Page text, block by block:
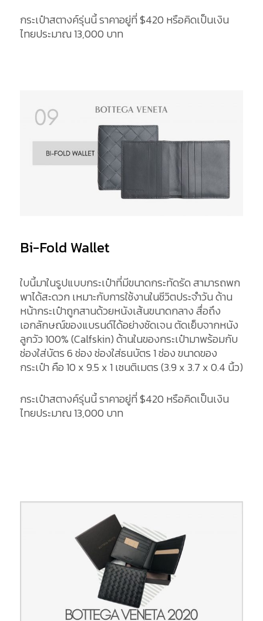
กระเป๋าสตางค์รุ่นนี้ ราคาอยู่ที่ $420 หรือคิดเป็นเงิน
ไทยประมาณ 13,000 บาท
Bi-Fold Wallet
ใบนี้มาในรูปแบบกระเป๋าที่มีขนาดกระทัดรัด สามารถพก
พาได้สะดวก เหมาะกับการใช้งานในชีวิตประจำวัน ด้าน
หน้ากระเป๋าถูกสานด้วยหนังเส้นขนาดกลาง สื่อถึง
เอกลักษณ์ของแบรนด์ได้อย่างชัดเจน ตัดเย็บจากหนัง
ลูกวัว 100% (Calfskin) ด้านในของกระเป๋ามาพร้อมกับ
ช่องใส่บัตร 6 ช่อง ช่องใส่ธนบัตร 1 ช่อง ขนาดของ
กระเป๋า คือ 10 x 9.5 x 1 เซนติเมตร (3.9 x 3.7 x 0.4 นิ้ว)
กระเป๋าสตางค์รุ่นนี้ ราคาอยู่ที่ $420 หรือคิดเป็นเงิน
ไทยประมาณ 13,000 บาท